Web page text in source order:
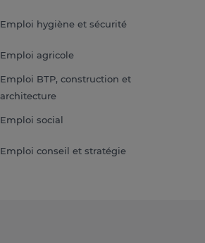
Emploi hygiène et sécurité
Emploi agricole
Emploi BTP, construction et
architecture
Emploi social
Emploi conseil et stratégie